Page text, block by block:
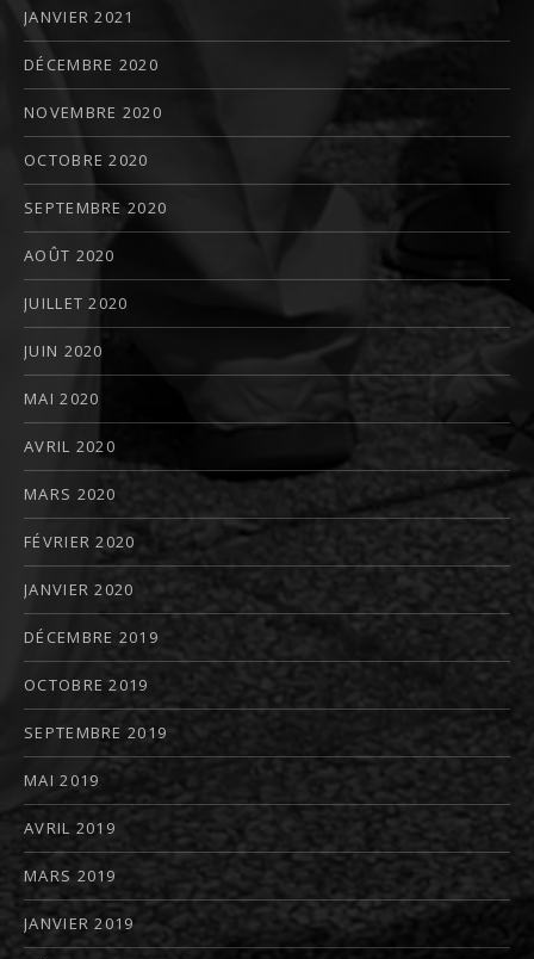
JANVIER 2021
DÉCEMBRE 2020
NOVEMBRE 2020
OCTOBRE 2020
SEPTEMBRE 2020
AOÛT 2020
JUILLET 2020
JUIN 2020
MAI 2020
AVRIL 2020
MARS 2020
FÉVRIER 2020
JANVIER 2020
DÉCEMBRE 2019
OCTOBRE 2019
SEPTEMBRE 2019
MAI 2019
AVRIL 2019
MARS 2019
JANVIER 2019